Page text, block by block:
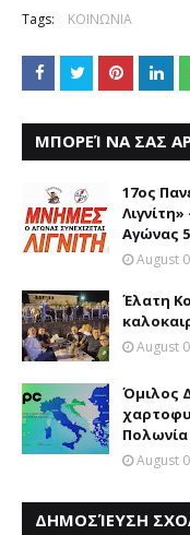
Tags: ΚΟΙΝΩΝΙΑ
ΜΠΟΡΕΊ ΝΑ ΣΑΣ
17ος
Αγώνας
August
Έλατη
August
Όμιλος
Πολωνία
August
ΔΗΜΟΣΊΕΥΣΗ